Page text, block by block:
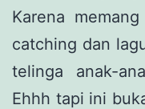
Karena
catching dan
telinga anak-
Ehhh tapi ini